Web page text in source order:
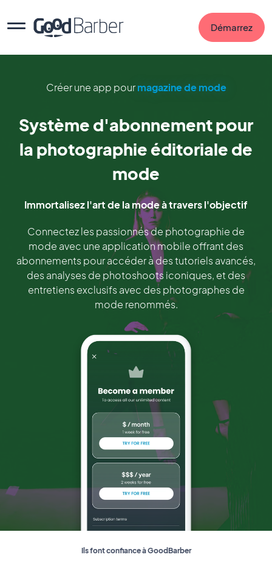
Démarrez
Créer une app pourmagazine de mode
Système d'abonnement pour
la photographie éditoriale de
mode
Immortalisez l'art de la mode à travers l'objectif
Connectez les passionnés de photographie de
mode avec une application mobile offrant des
abonnements pour accéder à des tutoriels avancés,
des analyses de photoshoots iconiques, et des
entretiens exclusifs avec des photographes de
mode renommés.
Ils font confiance à GoodBarber